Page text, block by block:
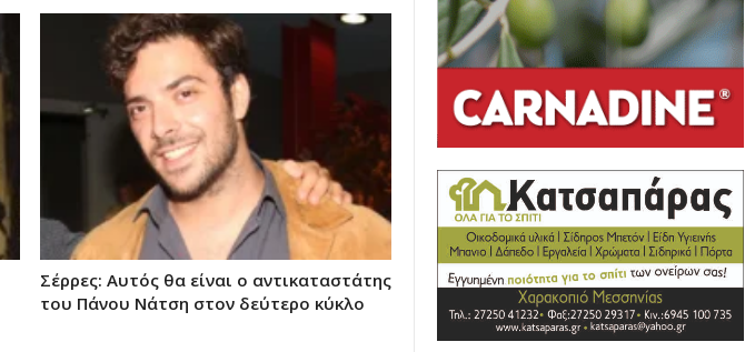
Σέρρες: Αυτός θα είναι ο αντικαταστάτης
του Πάνου Νάτση στον δεύτερο κύκλο